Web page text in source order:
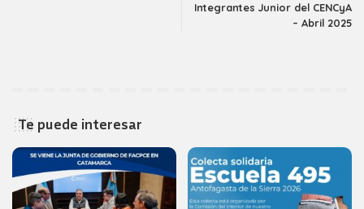
Integrantes Junior del CENCyA
– Abril 2025
Te puede interesar